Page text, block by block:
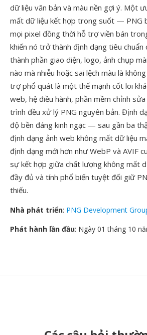
dữ liệu văn bản và màu nền gợi ý. Một
mất dữ liệu kết hợp trong suốt — PNG
mọi pixel đồng thời hỗ trợ viền bán
khiến nó trở thành định dạng tiêu chuẩn
thành phần giao diện, logo, ảnh chụp
nào mà nhiễu hoặc sai lệch màu là
trợ phổ quát là một thế mạnh cốt lõi
web, hệ điều hành, phần mềm chỉnh
trình đều xử lý PNG nguyên bản. Định
độ bền đáng kinh ngạc — sau gần ba
định dạng ảnh web không mất dữ liệu
định dạng mới hơn như WebP và AVIF
sự kết hợp giữa chất lượng không mất
đầy đủ và tính phổ biến tuyệt đối giữ
thiếu.
Nhà phát triển: PNG Development
Phát hành lần đầu: Ngày 01 tháng 10